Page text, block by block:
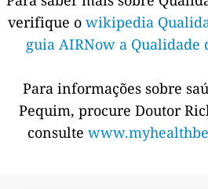
verifique o wikipedia
guia AIRNow a Qualidade
Para informações sobre
Pequim, procure Doutor
consulte